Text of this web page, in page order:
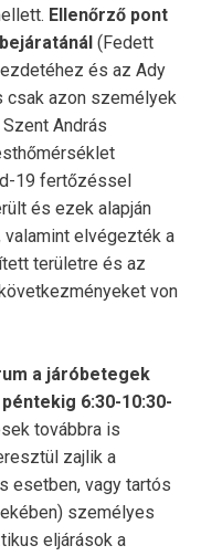
Ellenőrző pont
(Fedett
és az Ady
csak azon személyek
András
19 fertőzéssel
és ezek alapján
valamint elvégezték a
területre és az
von
a járóbetegek
6:30-10:30-
továbbra is
zajlik a
esetben, vagy tartós
személyes
eljárások a